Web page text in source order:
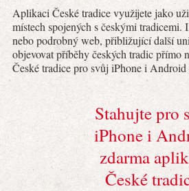
Aplikaci České tradice využijete jako
místech spojených s českými tradicemi.
nebo podrobný web, přibližující další
objevovat příběhy českých tradic přímo
České tradice pro svůj iPhone i Android
Stahujte pro
iPhone i
zdarma
České